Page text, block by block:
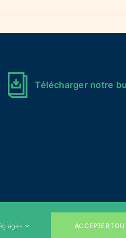
Télécharger notre
–Conditions générales
ACCEPTER